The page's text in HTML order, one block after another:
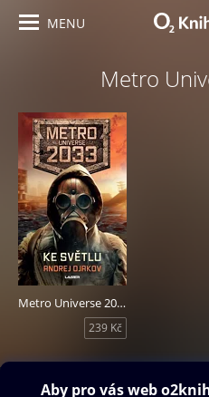
MENU
Metro
Metro Universe 2033/2: Ke světlu
239 Kč
Obsah ke stažení